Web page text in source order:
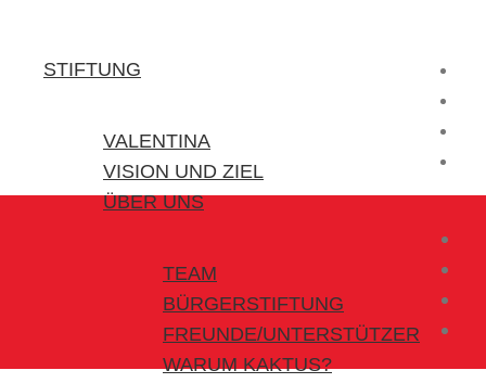
STIFTUNG
VALENTINA
VISION UND ZIEL
ÜBER UNS
TEAM
BÜRGERSTIFTUNG
FREUNDE/UNTERSTÜTZER
WARUM KAKTUS?